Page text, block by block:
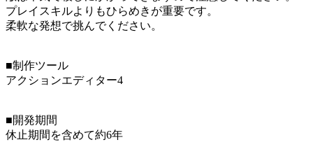
プレイスキルよりもひらめきが重要です。
柔軟な発想で挑んでください。
■制作ツール
アクションエディター4
■開発期間
休止期間を含めて約6年